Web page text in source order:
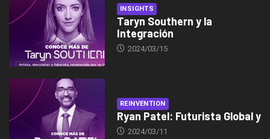
INSIGHTS
Taryn Southern y la
Integración
2024/03/15
REINVENTION
Ryan Patel: Futurista Global y
2024/03/11